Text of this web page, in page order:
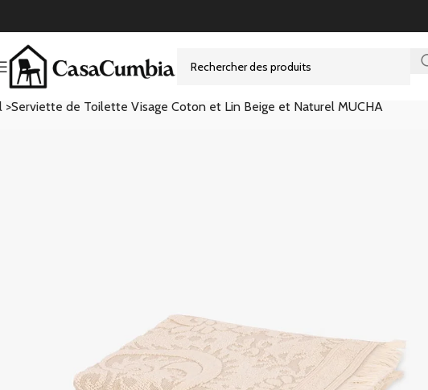
>Serviette de Toilette Visage Coton et Lin Beige et Naturel MUCHA